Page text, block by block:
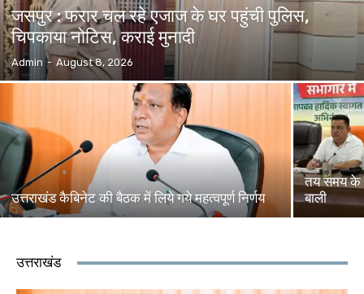
जसपुर : फरार चल रहे एजाज के घर पहुंची पुलिस,
चिपकाया नोटिस, कराई मुनादी
Admin - August 8, 2026
उत्तराखंड कैबिनेट की बैठक में लिये गये महत्वपूर्ण निर्णय
तय समय के
बाली
उत्तराखंड